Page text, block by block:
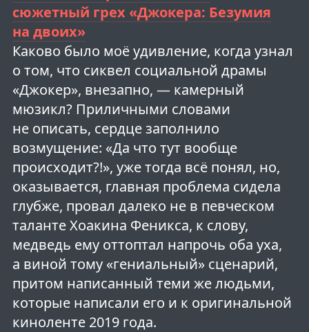
сюжетный грех «Джокера: Безумия
на двоих»
Каково было моё удивление, когда узнал
о том, что сиквел социальной драмы
«Джокер», внезапно, — камерный
мюзикл? Приличными словами
не описать, сердце заполнило
возмущение: «Да что тут вообще
происходит?!», уже тогда всё понял, но,
оказывается, главная проблема сидела
глубже, провал далеко не в певческом
таланте Хоакина Феникса, к слову,
медведь ему оттоптал напрочь оба уха,
а виной тому «гениальный» сценарий,
притом написанный теми же людьми,
которые написали его и к оригинальной
киноленте 2019 года.